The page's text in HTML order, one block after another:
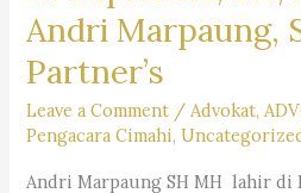
Liona
N.
Supriatna.,
S.H.,
M.Hum.
–
Andri Marpaung,
Partner’s
Leave a Comment /Advokat,
Pengacara Cimahi,
Andri Marpaung SH MH lahir di